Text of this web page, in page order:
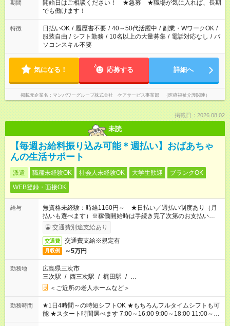
ん ※法令に基づき、週20時間以上勤務は社会保険への加入対象
となります ※労働者派遣法（日雇い派遣の原則禁止）により、
短時間・短期間の就業はご案内が難しい場合があります
期間
開始日はご相談ください！ ★急募 ★職場が気に入れば、長期
でも働けます！
特徴 日払いOK / 履歴書不要 / 40～50代活躍中 / 副業・WワークOK /
服装自由 / シフト勤務 / 10名以上の大量募集 / 電話対応なし / パ
ソコンスキル不要
気になる！ 応募する 詳細へ
掲載元企業名 マンパワーグループ株式会社 ケアサービス事業部 （医療福祉介護関連）
掲載日：2026.08.02
未読
【毎週お給料振り込み可能＊週払い】おばあちゃ
んの生活サポート
派遣 職種未経験OK 社会人未経験OK 大学生歓迎
ブランクOK
WEB登録・面接OK
給与
無資格未経験：時給1160円～ ★日払い／週払い制度あり（月
払いも選べます）※稼働開始時は手続き完了次第のお支払いとな
ります。
交通費別途支給あり
交通費 交通費支給※規定有
月収例 ～5万円
勤務地
広島県三次市
三次駅 / 西三次駅 / 梶田駅 / …
＜ご近所の老人ホームなど＞
勤務時間
★1日4時間～の時短シフトOK ★もちろんフルタイムシフトも可
能 ★スタート時間選べます 7:00～16:00 9:00～18:00 11:00～
20:00 など 残業なし！ ※Wワークの場合、他のお仕事と合わせ